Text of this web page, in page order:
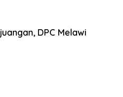
DPC Melawi